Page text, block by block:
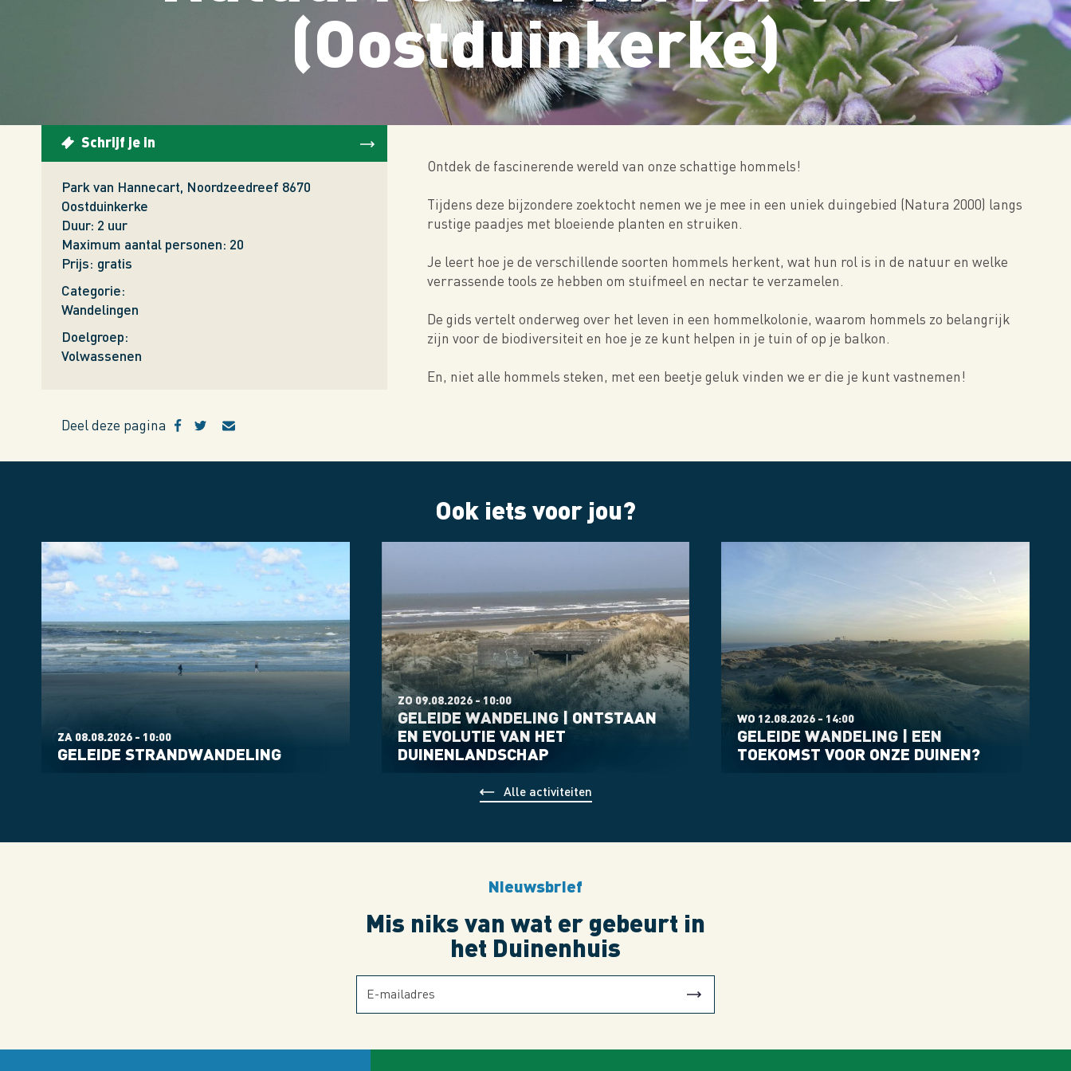
(Oostduinkerke)
Schrijf je in
Park van Hannecart, Noordzeedreef 8670
Oostduinkerke
Duur 2 uur
Maximum aantal personen 20
Prijs gratis
Categorie
Wandelingen
Doelgroep
Volwassenen
Deel deze pagina
Ontdek de fascinerende wereld van onze schattige hommels!
Tijdens deze bijzondere zoektocht nemen we je mee in een uniek duingebied (Natura 2000) langs
rustige paadjes met bloeiende planten en struiken.
Je leert hoe je de verschillende soorten hommels herkent, wat hun rol is in de natuur en welke
verrassende tools ze hebben om stuifmeel en nectar te verzamelen.
De gids vertelt onderweg over het leven in een hommelkolonie, waarom hommels zo belangrijk
zijn voor de biodiversiteit en hoe je ze kunt helpen in je tuin of op je balkon.
En, niet alle hommels steken, met een beetje geluk vinden we er die je kunt vastnemen!
Ook iets voor jou?
ZA 08.08.2026 - 10:00
GELEIDE STRANDWANDELING
ZO 09.08.2026 - 10:00
GELEIDE WANDELING | ONTSTAAN
EN EVOLUTIE VAN HET
DUINENLANDSCHAP
WO 12.08.2026 - 14:00
GELEIDE WANDELING | EEN
TOEKOMST VOOR ONZE DUINEN?
Alle activiteiten
Nieuwsbrief
Mis niks van wat er gebeurt in
het Duinenhuis